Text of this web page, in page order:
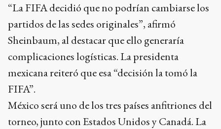
“La FIFA decidió que no podrían cambiarse los
partidos de las sedes originales”, afirmó
Sheinbaum, al destacar que ello generaría
complicaciones logísticas. La presidenta
mexicana reiteró que esa “decisión la tomó la
FIFA”.
México será uno de los tres países anfitriones del
torneo, junto con Estados Unidos y Canadá. La